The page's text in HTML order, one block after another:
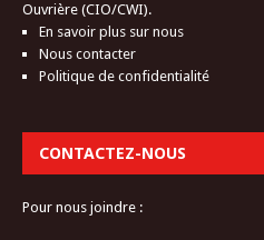
Ouvrière (CIO/CWI).
En savoir plus sur nous
Nous contacter
Politique de confidentialité
CONTACTEZ-NOUS
Pour nous joindre :